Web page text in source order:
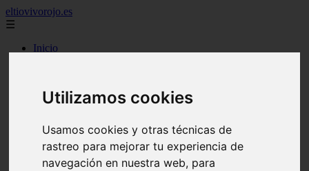
Utilizamos cookies
Usamos cookies y otras técnicas de
rastreo para mejorar tu experiencia de
navegación en nuestra web, para
eltiovivorojo.es
☰
Inicio
argentina
espana
huevos
mariscos